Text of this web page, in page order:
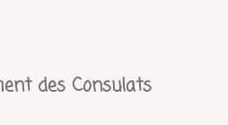
des Consulats